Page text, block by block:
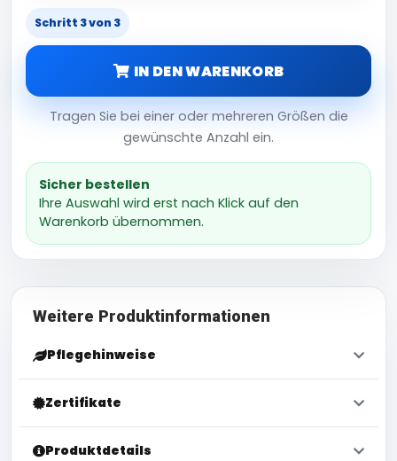
Schritt 3 von 3
IN DEN WARENKORB
Tragen Sie bei einer oder mehreren Größen die
gewünschte Anzahl ein.
Sicher bestellen
Ihre Auswahl wird erst nach Klick auf den
Warenkorb übernommen.
Weitere Produktinformationen
Pflegehinweise
Zertifikate
Produktdetails